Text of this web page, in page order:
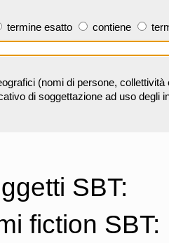
termine esatto contiene
(nomi di persone,
di soggettazione ad uso degli
SBT:
fiction SBT: